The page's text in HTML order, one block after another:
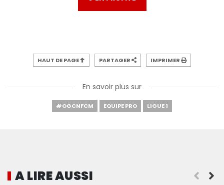
HAUT DE PAGE PARTAGER IMPRIMER
En savoir plus sur
#OGCNFCM EQUIPE PRO LIGUE 1
A LIRE AUSSI